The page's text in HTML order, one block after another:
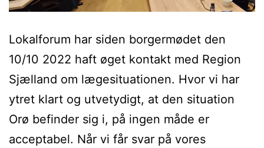
Lokalforum har siden borgermødet den
10/10 2022 haft øget kontakt med Region
Sjælland om lægesituationen. Hvor vi har
ytret klart og utvetydigt, at den situation
Orø befinder sig i, på ingen måde er
acceptabel. Når vi får svar på vores